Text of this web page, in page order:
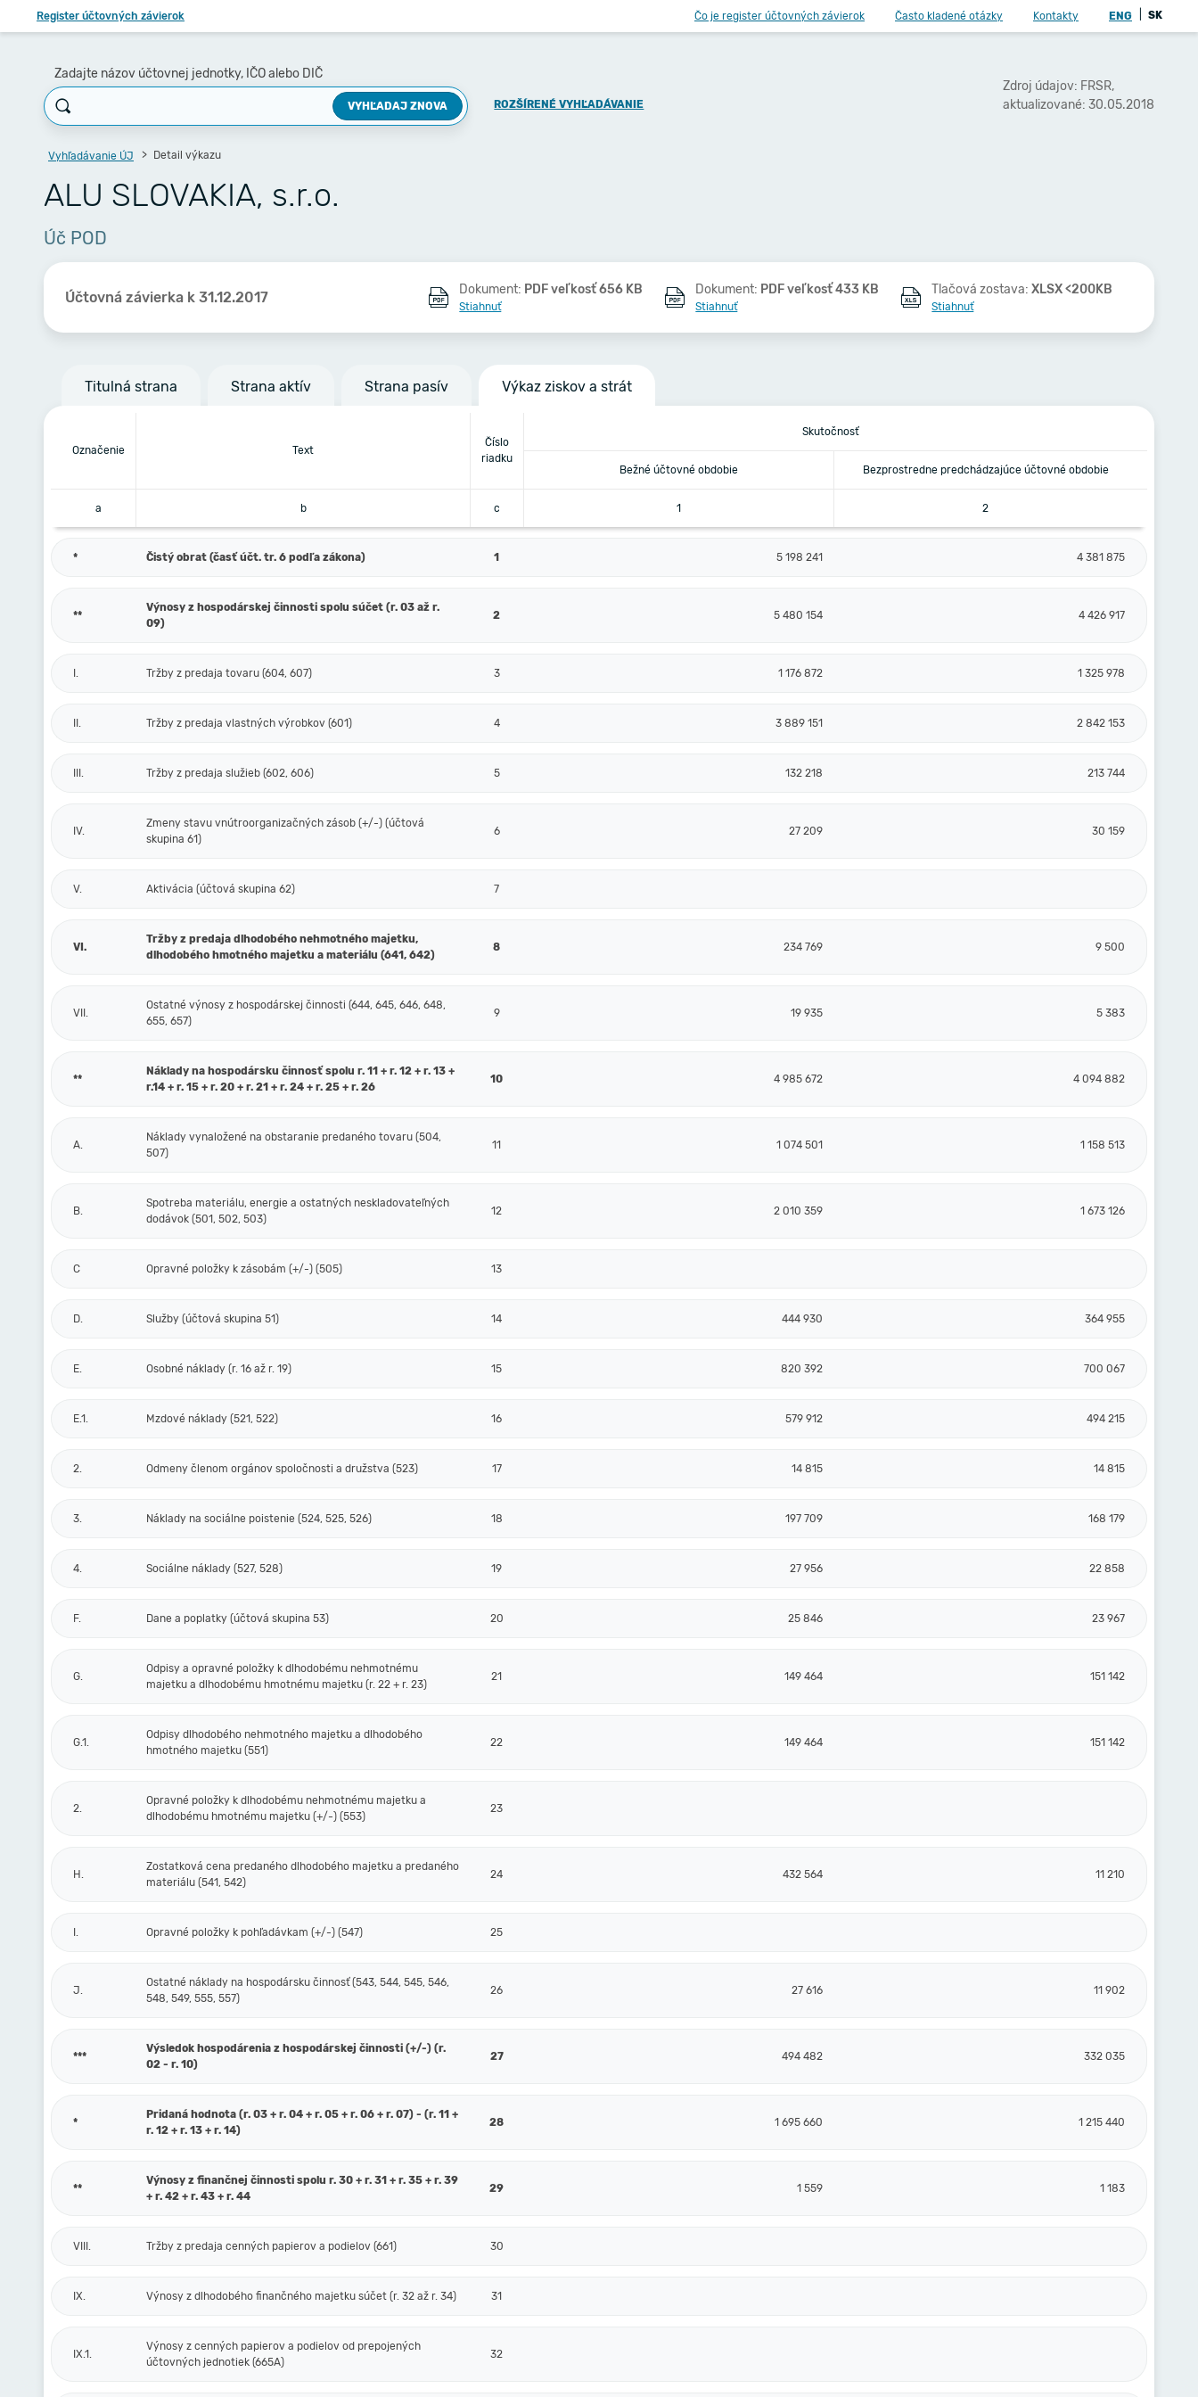
Register účtovných závierok Čo je register účtovných závierok Často kladené otázky Kontakty ENG SK
Zadajte názov účtovnej jednotky, IČO alebo DIČ
VYHĽADAJ ZNOVA ROZŠÍRENÉ VYHĽADÁVANIE
Zdroj údajov: FRSR,
aktualizované: 30.05.2018
Vyhľadávanie ÚJ Detail výkazu
ALU SLOVAKIA, s.r.o.
Úč POD
Účtovná závierka k 31.12.2017 Dokument: PDF veľkosť 656 KB
Stiahnuť
Dokument: PDF veľkosť 433 KB
Stiahnuť
Tlačová zostava:XLSX <200KB
Stiahnuť
Titulná strana Strana aktív Strana pasív Výkaz ziskov a strát
Označenie Text
Číslo
riadku
Skutočnosť
Bežné účtovné obdobie Bezprostredne predchádzajúce účtovné obdobie
a b c 1 2
* Čistý obrat (časť účt. tr. 6 podľa zákona) 1 5 198 241 4 381 875
**
Výnosy z hospodárskej činnosti spolu súčet (r. 03 až r.
09)
2 5 480 154 4 426 917
I. Tržby z predaja tovaru (604, 607) 3 1 176 872 1 325 978
II. Tržby z predaja vlastných výrobkov (601) 4 3 889 151 2 842 153
III. Tržby z predaja služieb (602, 606) 5 132 218 213 744
IV.
Zmeny stavu vnútroorganizačných zásob (+/-) (účtová
skupina 61)
6 27 209 30 159
V. Aktivácia (účtová skupina 62) 7
VI.
Tržby z predaja dlhodobého nehmotného majetku,
dlhodobého hmotného majetku a materiálu (641, 642)
8 234 769 9 500
VII.
Ostatné výnosy z hospodárskej činnosti (644, 645, 646, 648,
655, 657)
9 19 935 5 383
**
Náklady na hospodársku činnosť spolu r. 11 + r. 12 + r. 13 +
r.14 + r. 15 + r. 20 + r. 21 + r. 24 + r. 25 + r. 26
10 4 985 672 4 094 882
A.
Náklady vynaložené na obstaranie predaného tovaru (504,
507)
11 1 074 501 1 158 513
B.
Spotreba materiálu, energie a ostatných neskladovateľných
dodávok (501, 502, 503)
12 2 010 359 1 673 126
C Opravné položky k zásobám (+/-) (505) 13
D. Služby (účtová skupina 51) 14 444 930 364 955
E. Osobné náklady (r. 16 až r. 19) 15 820 392 700 067
E.1. Mzdové náklady (521, 522) 16 579 912 494 215
2. Odmeny členom orgánov spoločnosti a družstva (523) 17 14 815 14 815
3. Náklady na sociálne poistenie (524, 525, 526) 18 197 709 168 179
4. Sociálne náklady (527, 528) 19 27 956 22 858
F. Dane a poplatky (účtová skupina 53) 20 25 846 23 967
G.
Odpisy a opravné položky k dlhodobému nehmotnému
majetku a dlhodobému hmotnému majetku (r. 22 + r. 23)
21 149 464 151 142
G.1.
Odpisy dlhodobého nehmotného majetku a dlhodobého
hmotného majetku (551)
22 149 464 151 142
2.
Opravné položky k dlhodobému nehmotnému majetku a
dlhodobému hmotnému majetku (+/-) (553)
23
H.
Zostatková cena predaného dlhodobého majetku a predaného
materiálu (541, 542)
24 432 564 11 210
I. Opravné položky k pohľadávkam (+/-) (547) 25
J.
Ostatné náklady na hospodársku činnosť (543, 544, 545, 546,
548, 549, 555, 557)
26 27 616 11 902
***
Výsledok hospodárenia z hospodárskej činnosti (+/-) (r.
02 - r. 10)
27 494 482 332 035
*
Pridaná hodnota (r. 03 + r. 04 + r. 05 + r. 06 + r. 07) - (r. 11 +
r. 12 + r. 13 + r. 14)
28 1 695 660 1 215 440
**
Výnosy z finančnej činnosti spolu r. 30 + r. 31 + r. 35 + r. 39
+ r. 42 + r. 43 + r. 44
29 1 559 1 183
VIII. Tržby z predaja cenných papierov a podielov (661) 30
IX. Výnosy z dlhodobého finančného majetku súčet (r. 32 až r. 34) 31
IX.1.
Výnosy z cenných papierov a podielov od prepojených
účtovných jednotiek (665A)
32